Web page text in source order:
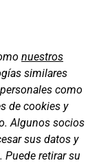
nuestros
similares
como
de cookies y
Algunos socios
sus datos y
retirar su